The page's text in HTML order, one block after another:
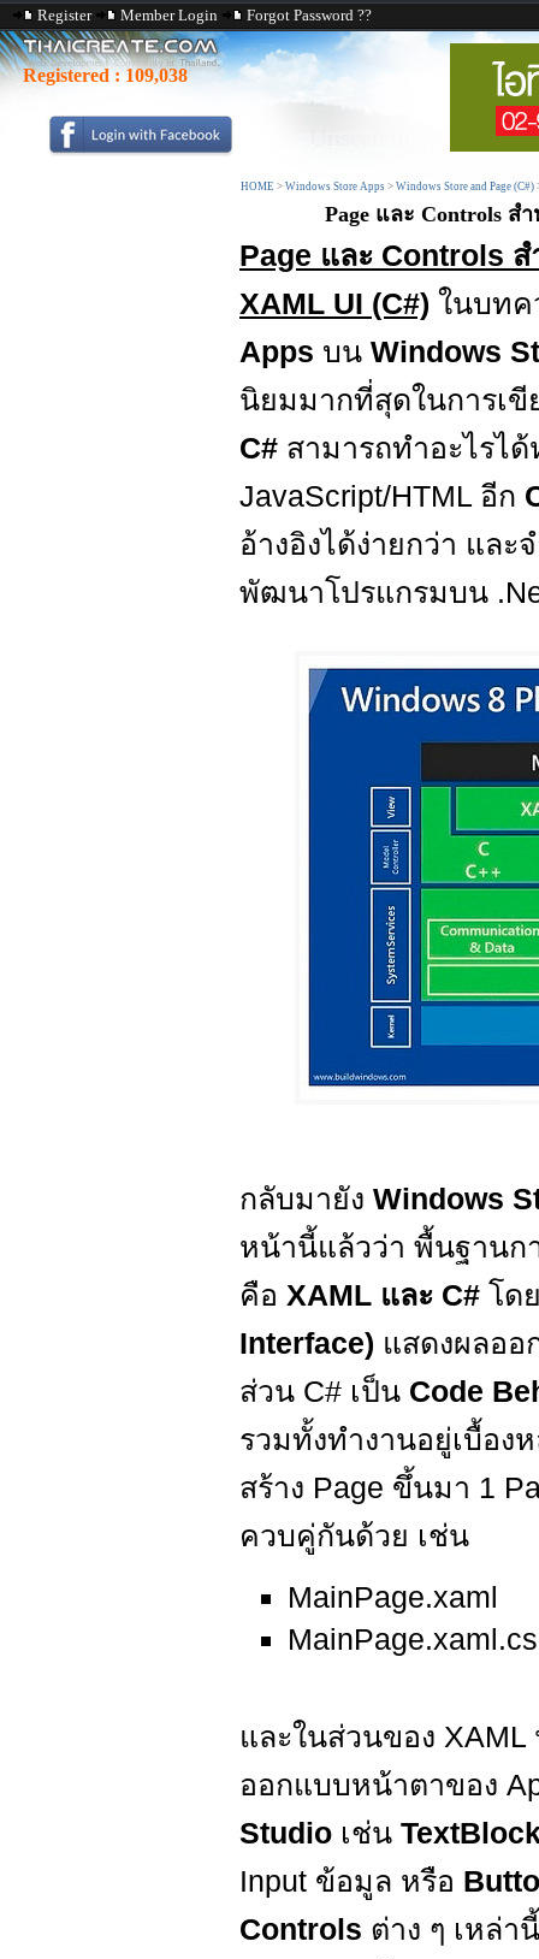
Register Member Login Forgot Password ??
Registered : 109,038
HOME > Windows Store Apps > Windows Store and Page (C#)
Page และ Controls ส
Page และ Controls
XAML UI (C#) ในบทค
Apps บน Windows
นิยมมากที่สุดในการเ
C# สามารถทำอะไรไ
JavaScript/HTML อีก
อ้างอิงได้ง่ายกว่า แล
พัฒนาโปรแกรมบน
กลับมายัง Windows
หน้านี้แล้วว่า พื้นฐานก
คือ XAML และ C# โด
Interface) แสดงผลออ
ส่วน C# เป็น Code
รวมทั้งทำงานอยู่เบื้อง
สร้าง Page ขึ้นมา 1
ควบคู่กันด้วย เช่น
MainPage.xaml
MainPage.xaml.cs
และในส่วนของ
ออกแบบหน้าตาของ
Studio เช่น
Input ข้อมูล หรือ
Controls ต่าง ๆ เหล่